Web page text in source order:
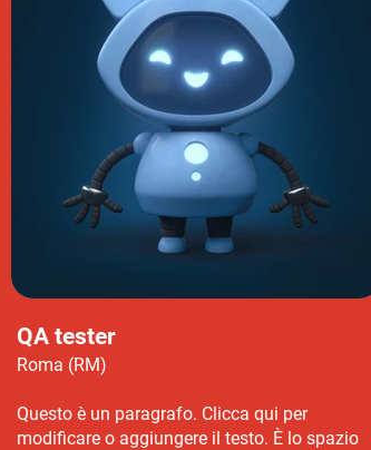
QA tester
Roma (RM)
Questo è un paragrafo. Clicca qui per
modificare o aggiungere il testo. È lo spazio